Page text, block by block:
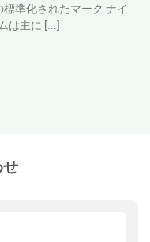
準化されたマーク ナイ
は主に [...]
せ